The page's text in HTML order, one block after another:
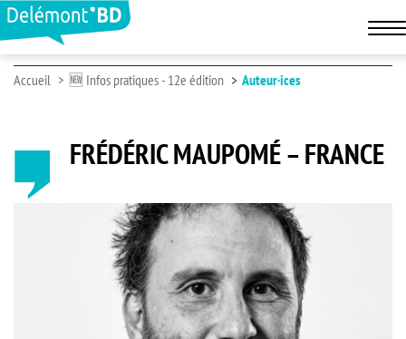
Accueil 🆕 Infos pratiques - 12e édition Auteur·ices
FRÉDÉRIC MAUPOMÉ – FRANCE